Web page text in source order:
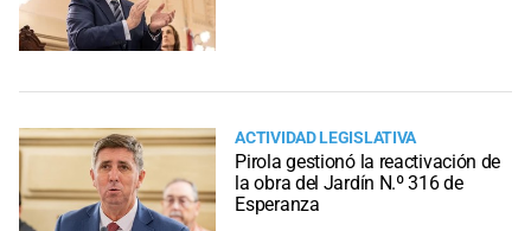
ACTIVIDAD LEGISLATIVA
Pirola gestionó la reactivación de
la obra del Jardín N.º 316 de
Esperanza